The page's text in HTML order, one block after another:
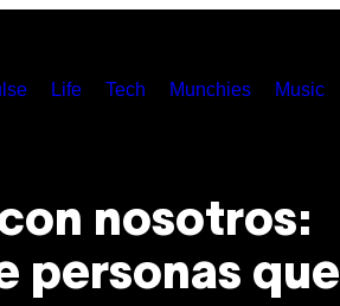
Life Tech Munchies Music
nosotros:
personas que